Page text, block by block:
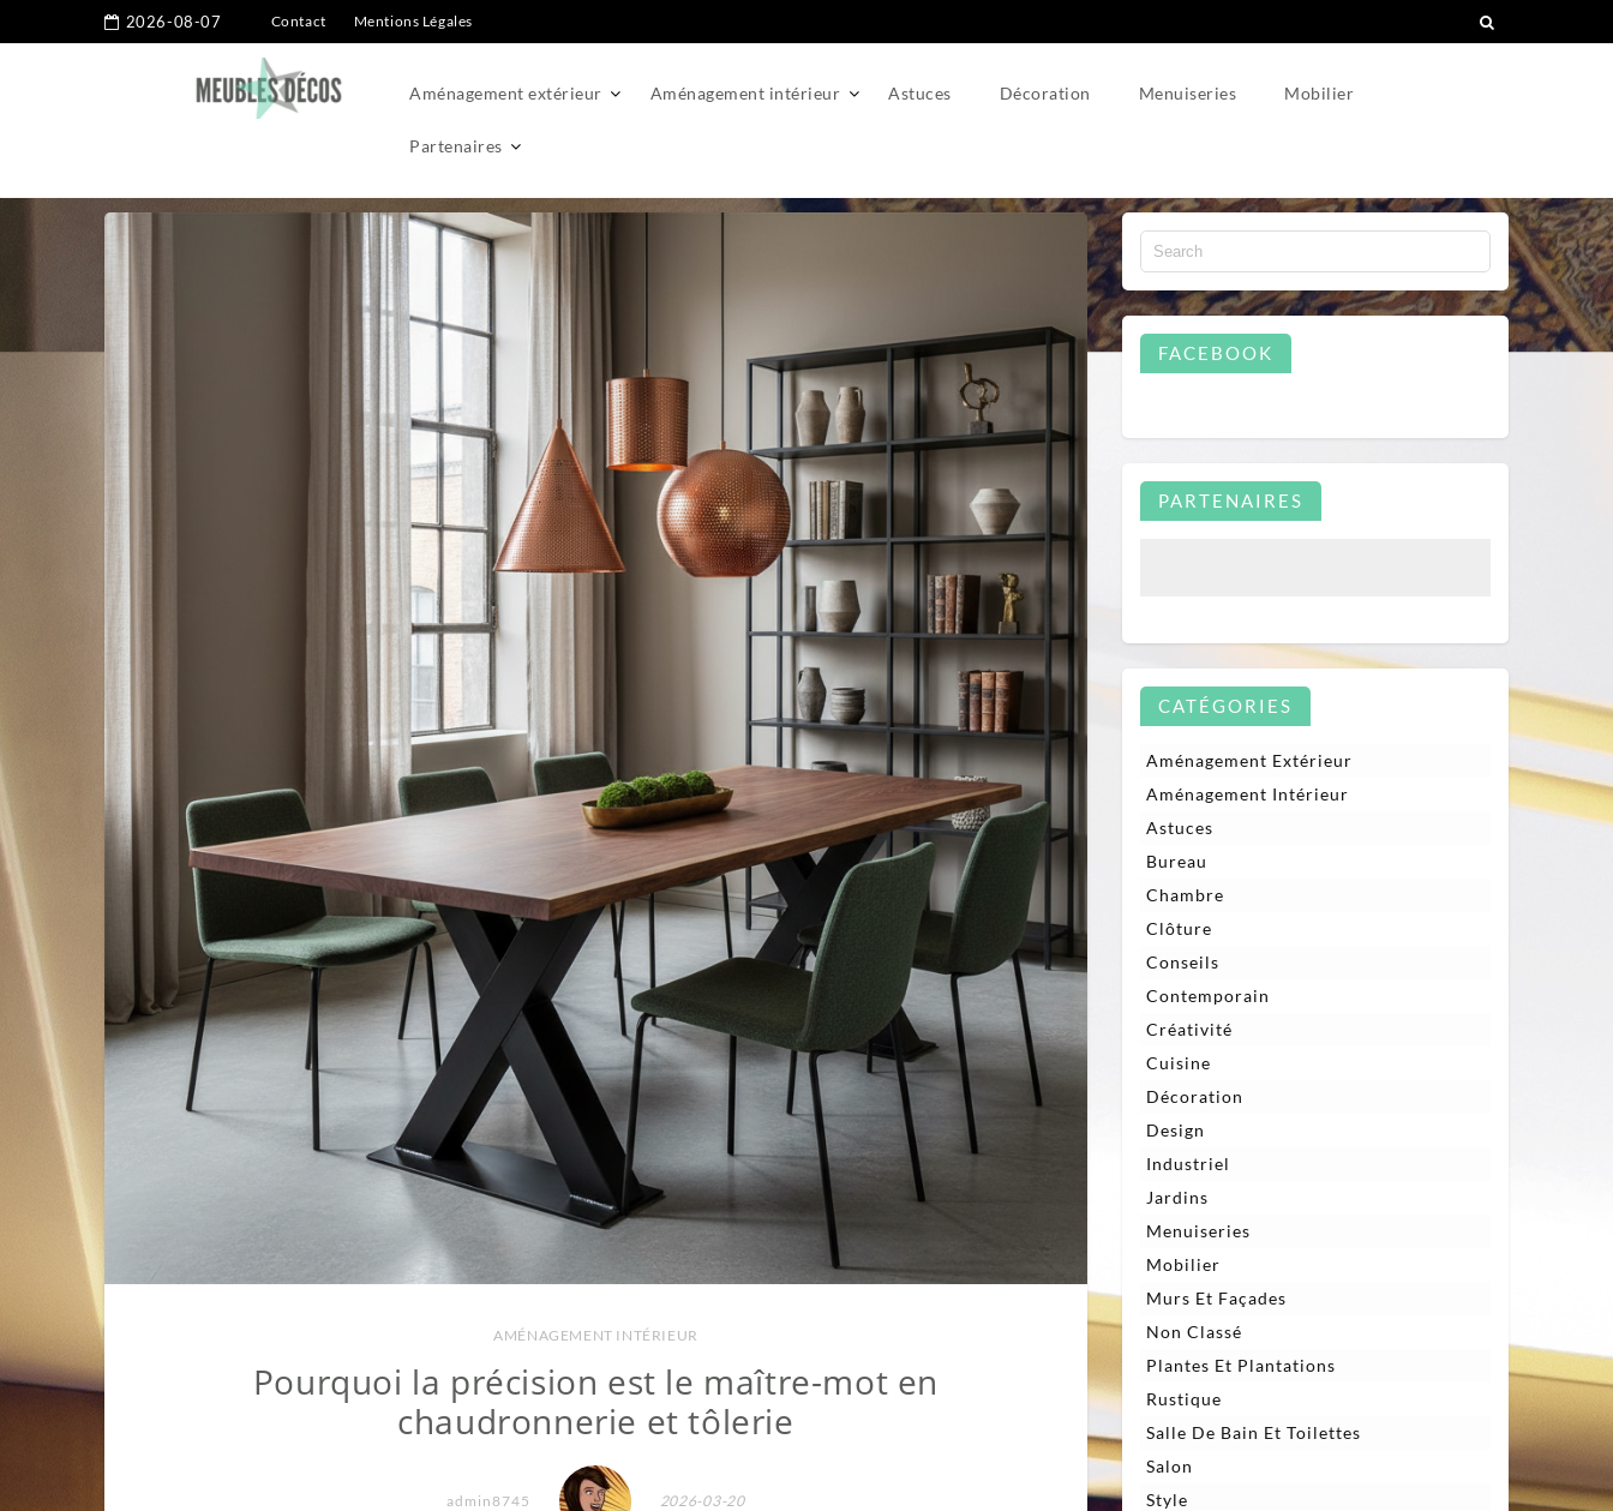
2026-08-07 Contact Mentions Légales
Aménagement extérieur Aménagement intérieur Astuces Décoration Menuiseries Mobilier
Partenaires
AMÉNAGEMENT INTÉRIEUR
Pourquoi la précision est le maître-mot en
chaudronnerie et tôlerie
admin8745 2026-03-20
FACEBOOK
PARTENAIRES
CATÉGORIES
Aménagement Extérieur
Aménagement Intérieur
Astuces
Bureau
Chambre
Clôture
Conseils
Contemporain
Créativité
Cuisine
Décoration
Design
Industriel
Jardins
Menuiseries
Mobilier
Murs Et Façades
Non Classé
Plantes Et Plantations
Rustique
Salle De Bain Et Toilettes
Salon
Style